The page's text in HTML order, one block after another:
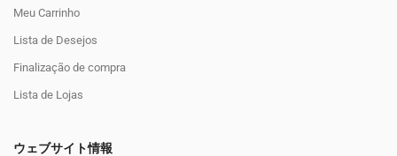
Meu Carrinho
Lista de Desejos
Finalização de compra
Lista de Lojas
ウェブサイト情報